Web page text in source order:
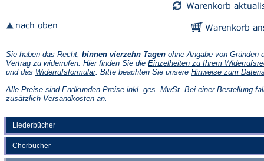
Liederbücher
Chorbücher
Sie haben das Recht, binnen vierzehn Tagen ohne Angabe von Gründen
Vertrag zu widerrufen. Hier finden Sie die Einzelheiten zu Ihrem
und das Widerrufsformular(Öffnet
einem
neuen
. Bitte beachten Sie unsere Hinweise zum
Alle Preise sind Endkunden-Preise inkl. ges. MwSt. Bei einer Bestellung
zusätzlich Versandkosten(Öffnet
an.